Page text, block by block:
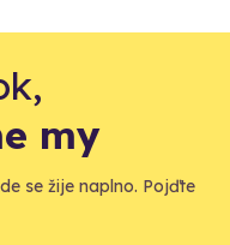
my
se žije naplno. Pojďte